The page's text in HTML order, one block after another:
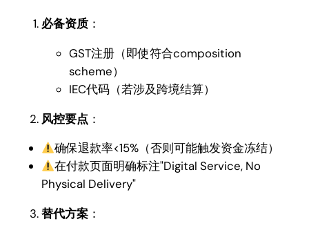
必备资质 ：
GST注册（即使符合composition
scheme）
IEC代码（若涉及跨境结算）
风控要点 ：
确保退款率<15%（否则可能触发资金冻结）
在付款页面明确标注"Digital Service, No
Physical Delivery"
替代方案 ：